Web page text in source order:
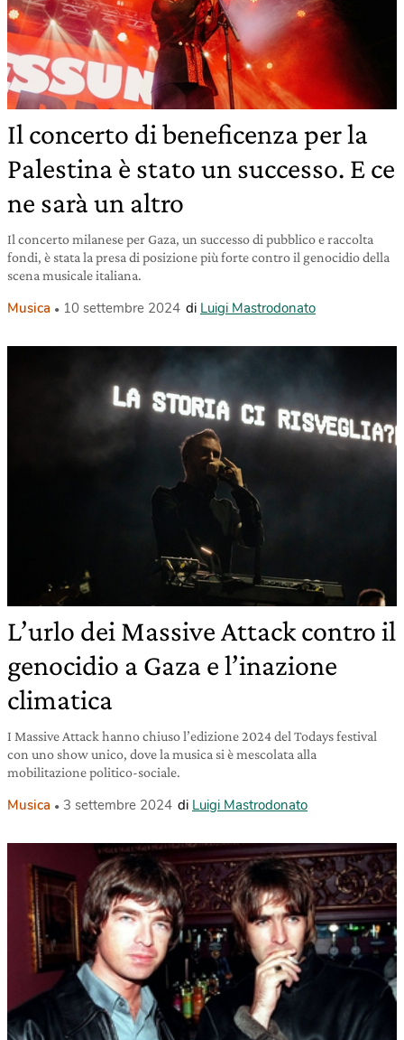
Il concerto di beneficenza per la
Palestina è stato un successo. E ce
ne sarà un altro
Il concerto milanese per Gaza, un successo di pubblico e raccolta
fondi, è stata la presa di posizione più forte contro il genocidio della
scena musicale italiana.
Musica 10 settembre 2024 di Luigi Mastrodonato
L’urlo dei Massive Attack contro il
genocidio a Gaza e l’inazione
climatica
I Massive Attack hanno chiuso l’edizione 2024 del Todays festival
con uno show unico, dove la musica si è mescolata alla
mobilitazione politico-sociale.
Musica 3 settembre 2024 di Luigi Mastrodonato